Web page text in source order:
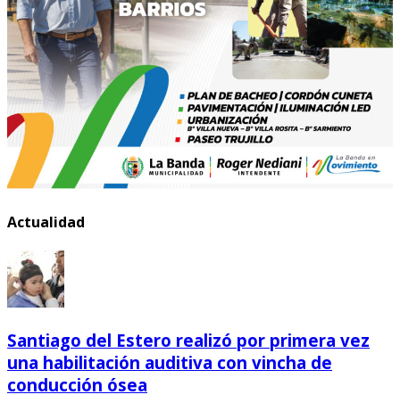
Actualidad
Santiago del Estero realizó por primera vez
una habilitación auditiva con vincha de
conducción ósea